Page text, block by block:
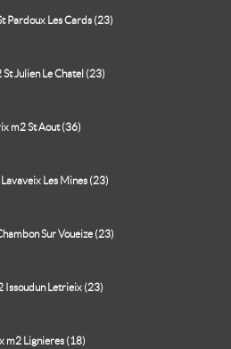
Pardoux Les Cards (23)
St Julien Le Chatel (23)
m2 St Aout (36)
Les Mines (23)
Sur Voueize (23)
Issoudun Letrieix (23)
m2 Lignieres (18)